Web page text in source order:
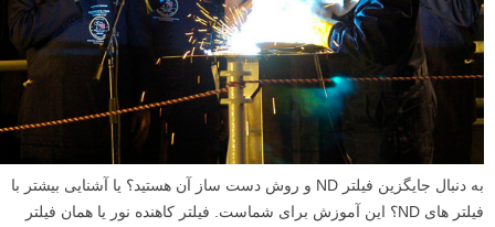
به دنبال جایگزین فیلتر ND و روش دست ساز آن هستید؟ یا آشنایی بیشتر با
فیلتر های ND؟ این آموزش برای شماست. فیلتر کاهنده نور یا همان فیلتر